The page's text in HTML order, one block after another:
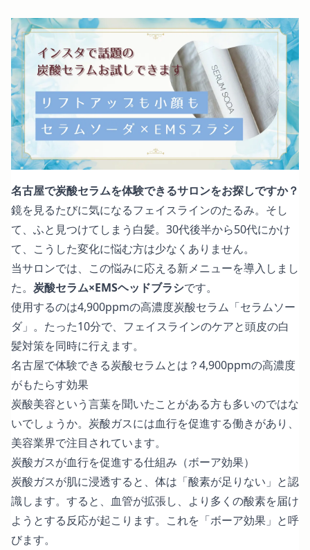
名古屋で炭酸セラムを体験できるサロンをお探しですか？
鏡を見るたびに気になるフェイスラインのたるみ。そし
て、ふと見つけてしまう白髪。30代後半から50代にかけ
て、こうした変化に悩む方は少なくありません。
当サロンでは、この悩みに応える新メニューを導入しまし
た。 炭酸セラム×EMSヘッドブラシです。
使用するのは4,900ppmの高濃度炭酸セラム「セラムソー
ダ」。たった10分で、フェイスラインのケアと頭皮の白
髪対策を同時に行えます。
名古屋で体験できる炭酸セラムとは？4,900ppmの高濃度
がもたらす効果
炭酸美容という言葉を聞いたことがある方も多いのではな
いでしょうか。炭酸ガスには血行を促進する働きがあり、
美容業界で注目されています。
炭酸ガスが血行を促進する仕組み（ボーア効果）
炭酸ガスが肌に浸透すると、体は「酸素が足りない」と認
識します。すると、血管が拡張し、より多くの酸素を届け
ようとする反応が起こります。これを「ボーア効果」と呼
びます。